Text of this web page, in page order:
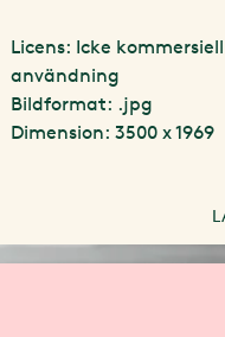
Licens: Icke kommersiell
användning
Bildformat: .jpg
Dimension: 3500 x 1969